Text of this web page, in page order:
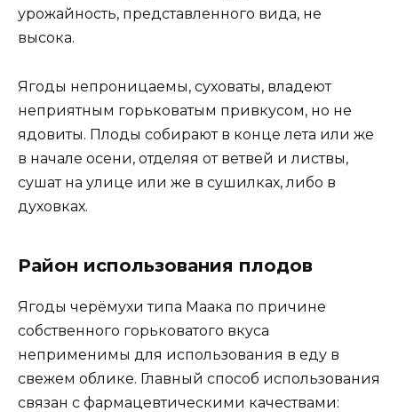
урожайность, представленного вида, не
высока.
Ягоды непроницаемы, суховаты, владеют
неприятным горьковатым привкусом, но не
ядовиты. Плоды собирают в конце лета или же
в начале осени, отделяя от ветвей и листвы,
сушат на улице или же в сушилках, либо в
духовках.
Район использования плодов
Ягоды черёмухи типа Маака по причине
собственного горьковатого вкуса
неприменимы для использования в еду в
свежем облике. Главный способ использования
связан с фармацевтическими качествами: